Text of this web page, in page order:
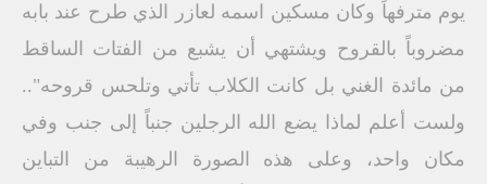
يوم مترفهاً وكان مسكين اسمه لعازر الذي طرح عند بابه
مضروباً بالقروح ويشتهي أن يشبع من الفتات الساقط
من مائدة الغني بل كانت الكلاب تأتي وتلحس قروحه"..
ولست أعلم لماذا يضع الله الرجلين جنباً إلى جنب وفي
مكان واحد، وعلى هذه الصورة الرهيبة من التباين